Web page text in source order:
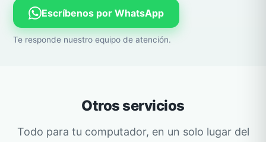
Escríbenos por WhatsApp
Te responde nuestro equipo de atención.
Otros servicios
Todo para tu computador, en un solo lugar del